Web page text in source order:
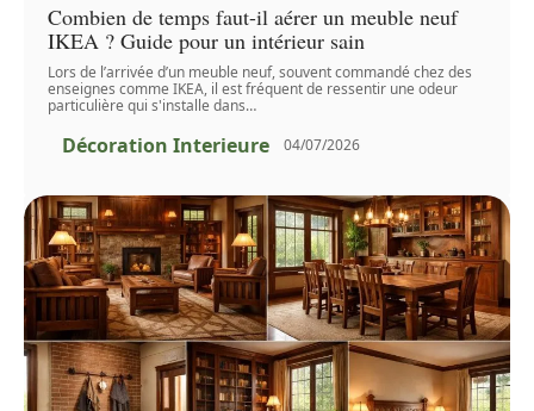
Combien de temps faut-il aérer un meuble neuf
IKEA ? Guide pour un intérieur sain
Lors de l’arrivée d’un meuble neuf, souvent commandé chez des
enseignes comme IKEA, il est fréquent de ressentir une odeur
particulière qui s'installe dans…
Décoration Interieure 04/07/2026